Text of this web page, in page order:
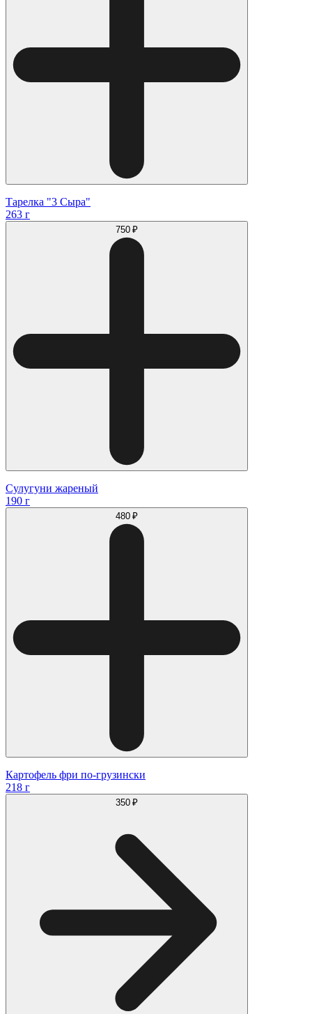
Тарелка "3 Сыра"
263 г
750 ₽
Сулугуни жареный
190 г
480 ₽
Картофель фри по-грузински
218 г
350 ₽